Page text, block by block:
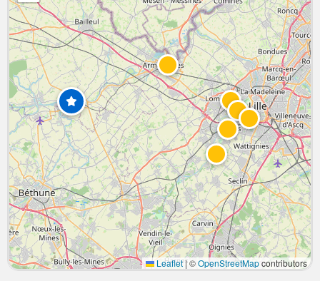
Leaflet|©OpenStreetMapcontributors